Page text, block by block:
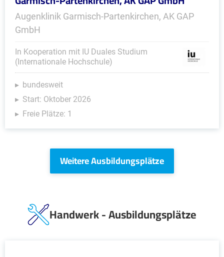
Augenklinik Garmisch-Partenkirchen, AK GAP
GmbH
In Kooperation mit IU Duales Studium
(Internationale Hochschule)
bundesweit
Start: Oktober 2026
Freie Plätze: 1
Weitere Ausbildungsplätze
Handwerk - Ausbildungsplätze